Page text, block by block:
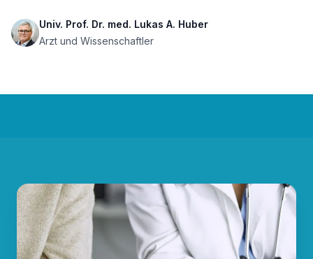
Univ. Prof. Dr. med. Lukas A. Huber
Arzt und Wissenschaftler